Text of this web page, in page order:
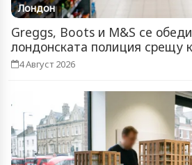
Лондон
Greggs, Boots и M&S се
лондонската полиция срещу
4 Август 2026